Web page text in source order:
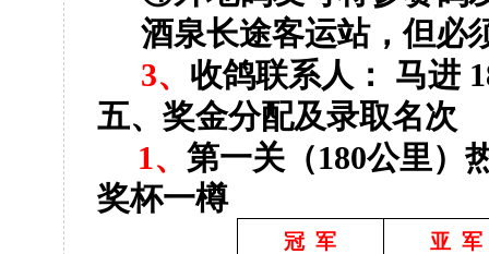
酒泉长途客运站，但必
3、 收鸽联系人： 马进
五、奖金分配及录取名次
1、 第一关（180公里）
奖杯一樽
冠 军 亚 军